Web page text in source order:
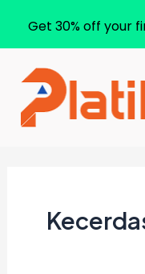
konten
Get 30% off your